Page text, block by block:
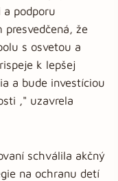
a podporu
presvedčená, že
s osvetou a
k lepšej
a bude investíciou
," uzavrela
schválila akčný
na ochranu detí